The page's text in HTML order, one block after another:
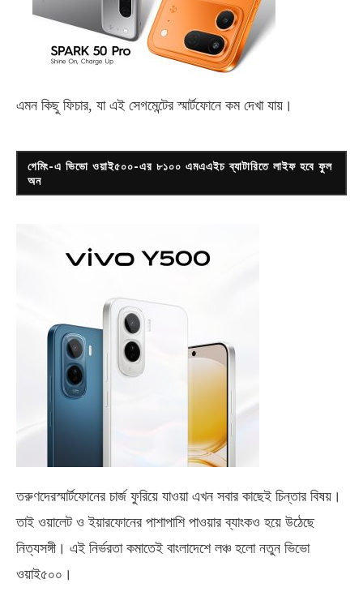
এমন কিছু ফিচার, যা এই সেগমেন্টের স্মার্টফোনে কম দেখা যায়।
গেমিং-এ ভিভো ওয়াই৫০০-এর ৮১০০ এমএএইচ ব্যাটারিতে লাইফ হবে ফুল
অন
তরুণদেরস্মার্টফোনের চার্জ ফুরিয়ে যাওয়া এখন সবার কাছেই চিন্তার বিষয়।
তাই ওয়ালেট ও ইয়ারফোনের পাশাপাশি পাওয়ার ব্যাংকও হয়ে উঠেছে
নিত্যসঙ্গী। এই নির্ভরতা কমাতেই বাংলাদেশে লঞ্চ হলো নতুন ভিভো
ওয়াই৫০০ ।